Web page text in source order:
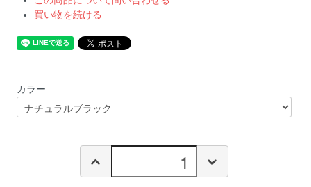
買い物を続ける
カラー